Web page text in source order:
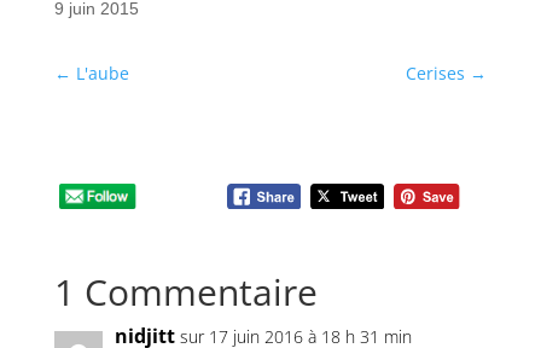
9 juin 2015
← L'aube Cerises →
1 Commentaire
nidjitt sur 17 juin 2016 à 18 h 31 min